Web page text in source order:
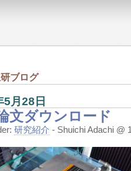
ブログ
5月28日
文ダウンロード
研究紹介 - Shuichi Adachi @